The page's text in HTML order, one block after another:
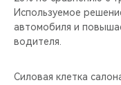
Используемое
автомобиля и
водителя.
Силовая клетка